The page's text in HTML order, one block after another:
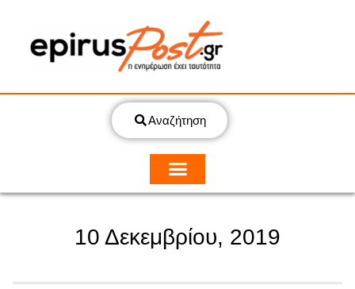
Αναζήτηση
10 Δεκεμβρίου, 2019